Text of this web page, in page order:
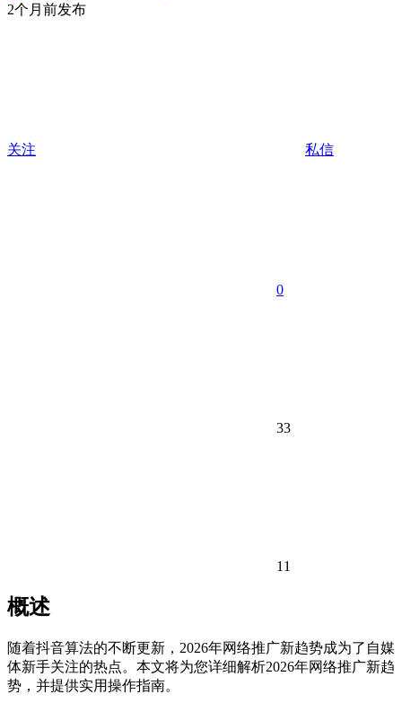
2个月前发布
关注 私信
0
33
11
概述
随着抖音算法的不断更新，2026年网络推广新趋势成为了自媒
体新手关注的热点。本文将为您详细解析2026年网络推广新趋
势，并提供实用操作指南。